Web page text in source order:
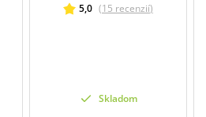
5,0 (15 recenzií)
Skladom